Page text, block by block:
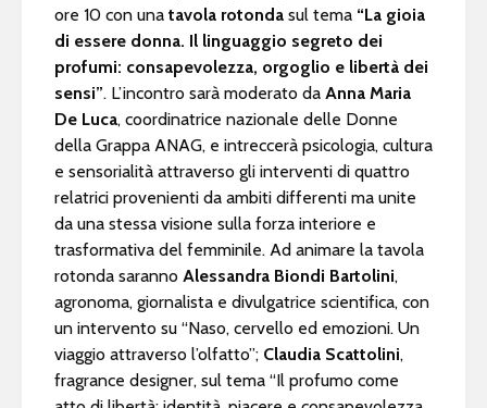
ore 10 con una tavola rotonda sul tema “La gioia
di essere donna. Il linguaggio segreto dei
profumi: consapevolezza, orgoglio e libertà dei
sensi”. L’incontro sarà moderato da Anna Maria
De Luca, coordinatrice nazionale delle Donne
della Grappa ANAG, e intreccerà psicologia, cultura
e sensorialità attraverso gli interventi di quattro
relatrici provenienti da ambiti differenti ma unite
da una stessa visione sulla forza interiore e
trasformativa del femminile. Ad animare la tavola
rotonda saranno Alessandra Biondi Bartolini,
agronoma, giornalista e divulgatrice scientifica, con
un intervento su “Naso, cervello ed emozioni. Un
viaggio attraverso l’olfatto”; Claudia Scattolini,
fragrance designer, sul tema “Il profumo come